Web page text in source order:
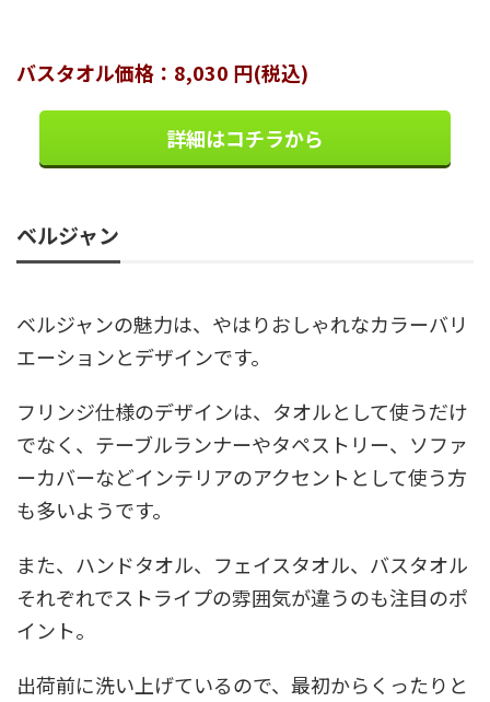
バスタオル価格：8,030 円(税込)
詳細はコチラから
ベルジャン
ベルジャンの魅力は、やはりおしゃれなカラーバリ
エーションとデザインです。
フリンジ仕様のデザインは、タオルとして使うだけ
でなく、テーブルランナーやタペストリー、ソファ
ーカバーなどインテリアのアクセントとして使う方
も多いようです。
また、ハンドタオル、フェイスタオル、バスタオル
それぞれでストライプの雰囲気が違うのも注目のポ
イント。
出荷前に洗い上げているので、最初からくったりと